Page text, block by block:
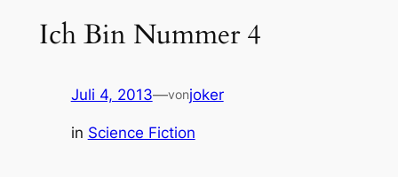
Ich Bin Nummer 4
Juli 4, 2013—vonjoker
in Science Fiction